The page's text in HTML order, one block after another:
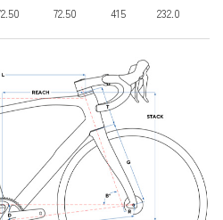
72.50 415 232.0